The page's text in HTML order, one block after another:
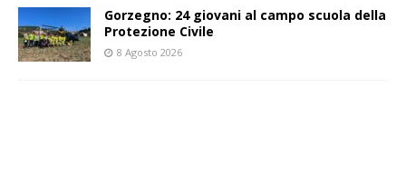
Gorzegno: 24 giovani al campo scuola della
Protezione Civile
8 Agosto 2026